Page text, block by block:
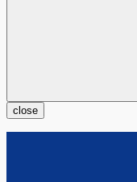
close